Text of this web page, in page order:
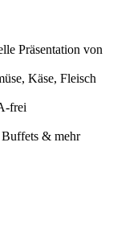
Präsentation von
Käse, Fleisch
frei
& mehr